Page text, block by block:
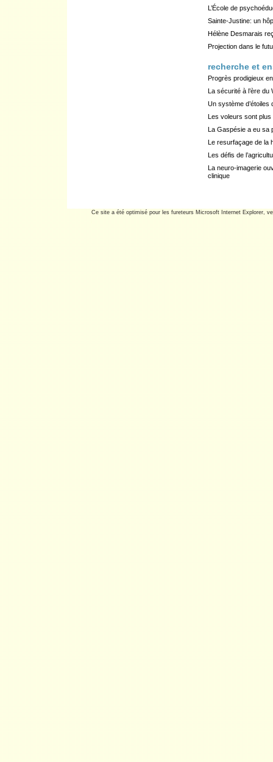
L’École de
Sainte-Justine: un
Hélène Desmarais
Projection dans le
recherche et
Progrès prodigieux
La sécurité à l’ère du
Un système d’étoiles
Les voleurs sont plus
La Gaspésie a eu sa
Le resurfaçage de la
Les défis de
La neuro-imagerie
clinique
Ce site a été optimisé pour les fureteurs Microsoft Internet Explorer,